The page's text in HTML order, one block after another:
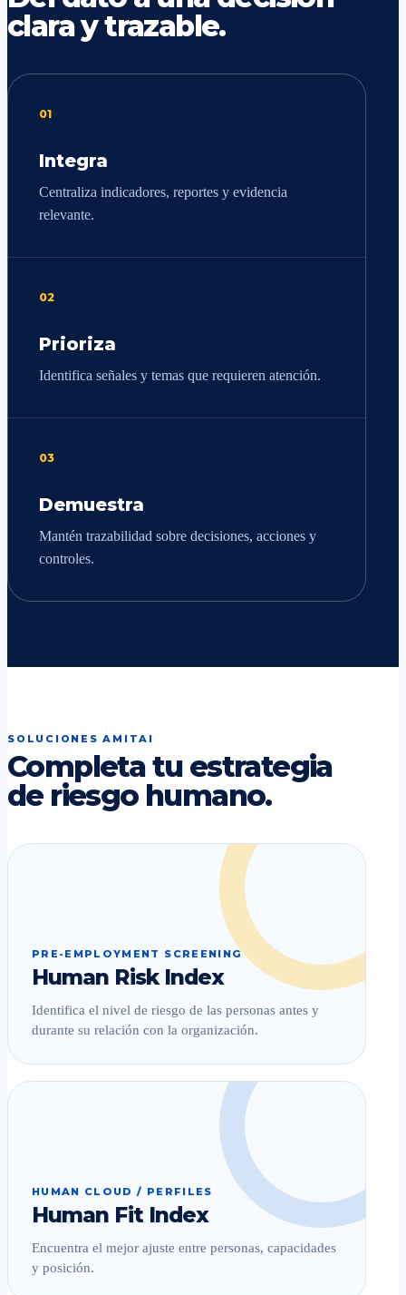
clara y trazable.
01
Integra
Centraliza indicadores, reportes y evidencia
relevante.
02
Prioriza
Identifica señales y temas que requieren atención.
03
Demuestra
Mantén trazabilidad sobre decisiones, acciones y
controles.
SOLUCIONES AMITAI
Completa tu estrategia
de riesgo humano.
PRE-EMPLOYMENT SCREENING
Human Risk Index
Identifica el nivel de riesgo de las personas antes y
durante su relación con la organización.
HUMAN CLOUD / PERFILES
Human Fit Index
Encuentra el mejor ajuste entre personas, capacidades
y posición.